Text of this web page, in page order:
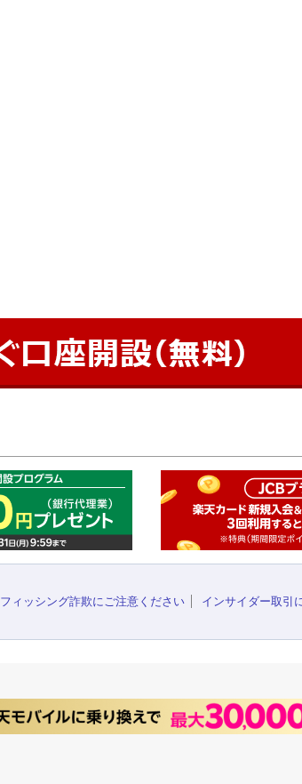
フィッシング詐欺にご注意ください インサイダー取引